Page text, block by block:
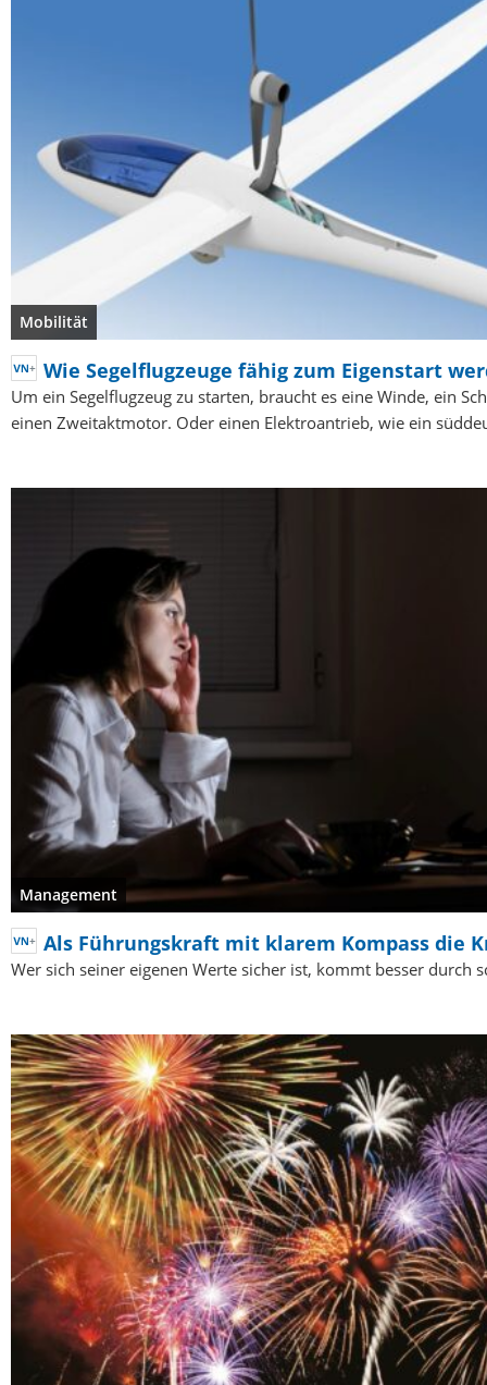
Mobilität
Wie Segelflugzeuge fähig zum Eigenstart
Um ein Segelflugzeug zu starten, braucht es eine Winde, ein
einen Zweitaktmotor. Oder einen Elektroantrieb, wie ein
Management
Als Führungskraft mit klarem Kompass die
Wer sich seiner eigenen Werte sicher ist, kommt besser durch